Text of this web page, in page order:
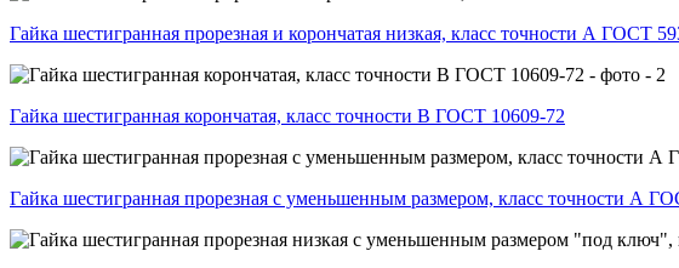
Гайка шестигранная прорезная и корончатая низкая, класс точности А ГОСТ
Гайка шестигранная корончатая, класс точности В ГОСТ 10609-72
Гайка шестигранная прорезная с уменьшенным размером, класс точности А